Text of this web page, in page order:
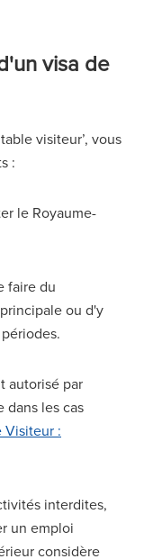
visa de
visiteur’, vous
:
le Royaume-
faire du
ou d'y
autorisé par
dans les cas
Visiteur :
interdites,
un emploi
considère